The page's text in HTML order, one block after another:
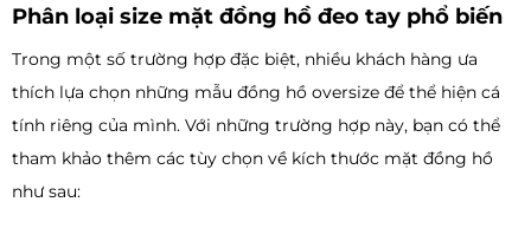
Phân loại size mặt đồng hồ đeo tay phổ biến
Trong một số trường hợp đặc biệt, nhiều khách hàng ưa
thích lựa chọn những mẫu đồng hồ oversize để thể hiện cá
tính riêng của mình. Với những trường hợp này, bạn có thể
tham khảo thêm các tùy chọn về kích thước mặt đồng hồ
như sau: